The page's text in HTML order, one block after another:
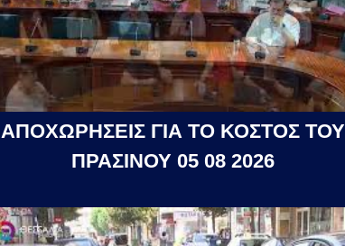
ΑΠΟΧΩΡΗΣΕΙΣ ΓΙΑ ΤΟ ΚΟΣΤΟΣ ΤΟΥ
ΠΡΑΣΙΝΟΥ 05 08 2026